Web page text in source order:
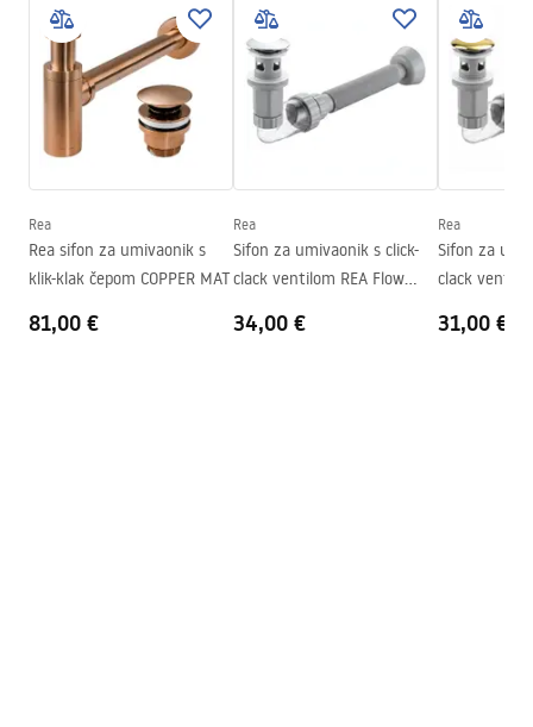
Završetak
Sjajni
Duljina
480
Širina
345mm
Visina
135
Oblik
Otvor za slavinu
NE
Montažne upute
Basin.pdf
Warunki bezpieczeństwa
WARUNKI BEZPIECZENSTWA UMYWALKI.pdf
Rea
Rea sifon za umivaonik s
klik-klak čepom COPPER MAT
81,00 €
Rea
Sifon za umivaonik s click-
clack ventilom REA Flow
34,00 €
Rea
Sifon za
clack
31,00 €